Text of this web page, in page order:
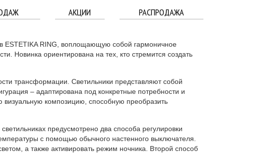
АКЦИИ РАСПРОДАЖА
ESTETIKA RING, воплощающую собой гармоничное
Новинка ориентирована на тех, кто стремится создать
трансформации. Светильники представляют собой
– адаптирована под конкретные потребности и
композицию, способную преобразить
предусмотрено два способа регулировки
с помощью обычного настенного выключателя.
а также активировать режим ночника. Второй способ